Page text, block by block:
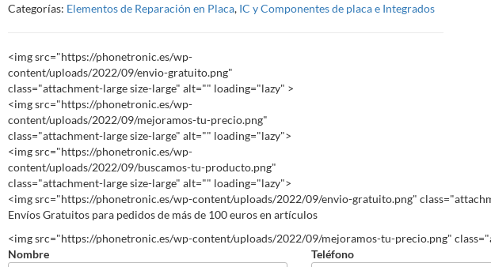
Categorías: Elementos de Reparación en Placa, IC y Componentes de placa e Integrados
<img src="https://phonetronic.es/wp-
content/uploads/2022/09/envio-gratuito.png"
class="attachment-large size-large" alt="" loading="lazy" >
<img src="https://phonetronic.es/wp-
content/uploads/2022/09/mejoramos-tu-precio.png"
class="attachment-large size-large" alt="" loading="lazy">
<img src="https://phonetronic.es/wp-
content/uploads/2022/09/buscamos-tu-producto.png"
class="attachment-large size-large" alt="" loading="lazy">
<img src="https://phonetronic.es/wp-content/uploads/2022/09/envio-gratuito.png"
Envíos Gratuitos para pedidos de más de 100 euros en artículos
<img src="https://phonetronic.es/wp-content/uploads/2022/09/mejoramos-tu-precio.png"
Nombre
Teléfono